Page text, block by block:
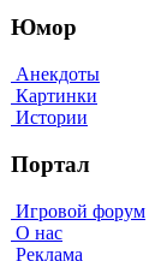
Юмор
Анекдоты
Картинки
Истории
Портал
Игровой форум
О нас
Реклама